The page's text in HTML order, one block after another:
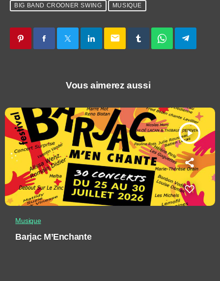
BIG BAND CROONER SWING MUSIQUE
email
Vous aimerez aussi
play_arrow
Musique
Barjac M’Enchante